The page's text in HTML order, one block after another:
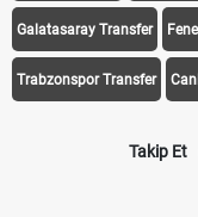
Galatasaray Transfer
Trabzonspor Transfer
Takip Et